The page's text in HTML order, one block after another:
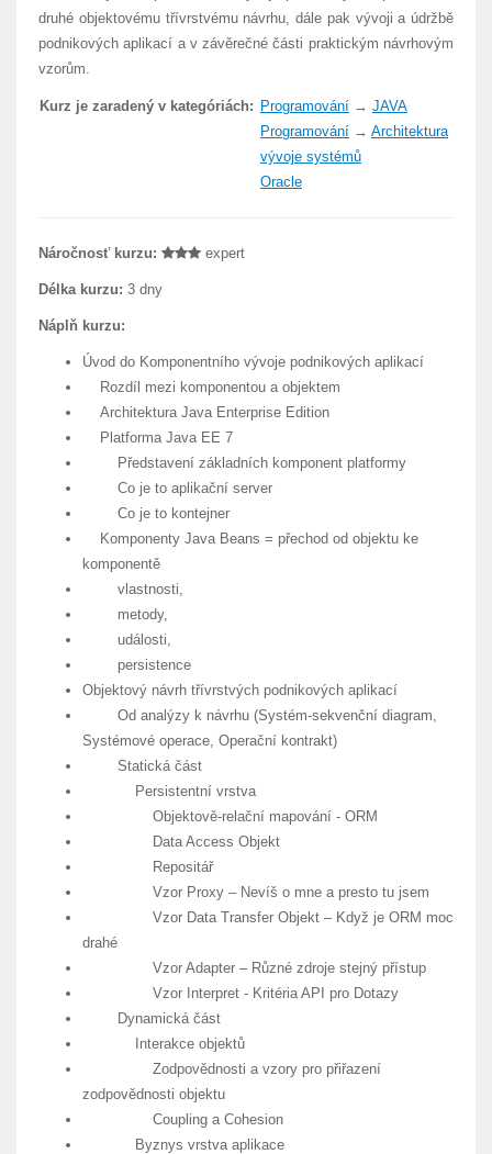
druhé objektovému třívrstvému návrhu, dále pak vývoji a údržbě
podnikových aplikací a v závěrečné části praktickým návrhovým
vzorům.
Kurz je zaradený v kategóriách: Programování → JAVA
Programování → Architektura
vývoje systémů
Oracle
Náročnosť kurzu: expert
Délka kurzu: 3 dny
Náplň kurzu:
Úvod do Komponentního vývoje podnikových aplikací
Rozdíl mezi komponentou a objektem
Architektura Java Enterprise Edition
Platforma Java EE 7
Představení základních komponent platformy
Co je to aplikační server
Co je to kontejner
Komponenty Java Beans = přechod od objektu ke
komponentě
vlastnosti,
metody,
události,
persistence
Objektový návrh třívrstvých podnikových aplikací
Od analýzy k návrhu (Systém-sekvenční diagram,
Systémové operace, Operační kontrakt)
Statická část
Persistentní vrstva
Objektově-relační mapování - ORM
Data Access Objekt
Repositář
Vzor Proxy – Nevíš o mne a presto tu jsem
Vzor Data Transfer Objekt – Když je ORM moc
drahé
Vzor Adapter – Různé zdroje stejný přístup
Vzor Interpret - Kritéria API pro Dotazy
Dynamická část
Interakce objektů
Zodpovědnosti a vzory pro přiřazení
zodpovědnosti objektu
Coupling a Cohesion
Byznys vrstva aplikace